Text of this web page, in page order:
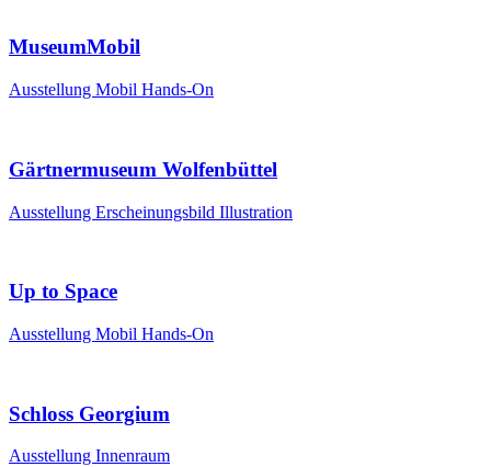
MuseumMobil
Ausstellung Mobil Hands-On
Gärtnermuseum Wolfenbüttel
Ausstellung Erscheinungsbild Illustration
Up to Space
Ausstellung Mobil Hands-On
Schloss Georgium
Ausstellung Innenraum